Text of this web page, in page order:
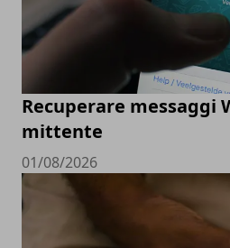
Recuperare messaggi
mittente
01/08/2026